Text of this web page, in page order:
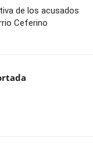
de los acusados
Ceferino